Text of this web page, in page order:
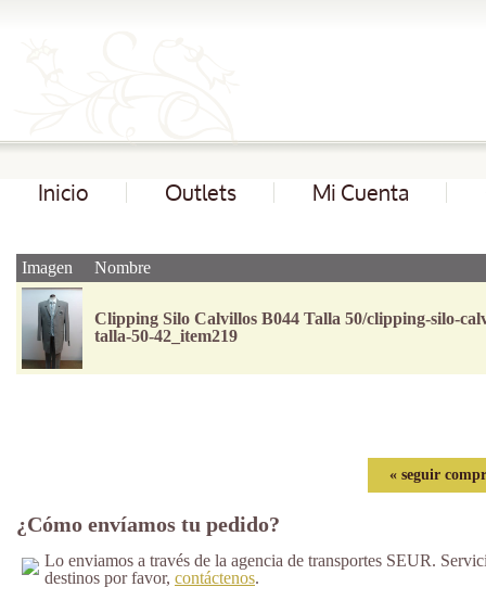
Inicio Outlets Mi Cuenta
Imagen Nombre
Clipping Silo Calvillos B044 Talla 50/clipping-silo-
talla-50-42_item219
¿Cómo envíamos tu pedido?
Lo enviamos a través de la agencia de transportes SEUR.
destinos por favor, contáctenos.